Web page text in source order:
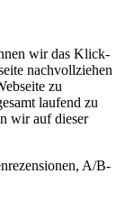
wir das Klick-
nachvollziehen
zu
laufend zu
wir auf dieser
A/B-